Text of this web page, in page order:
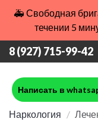
🚑 Свободная
течении 5
8 (927) 715-99-42
Написать в
Наркология